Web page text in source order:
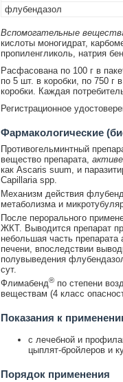
флубендазол
Вспомогательные
кислоты моногидрат,
пропиленгликоль, натрия
Расфасована по 100 г в
по 5 шт. в коробки, по 750 г
коробки. Каждая
Регистрационное
Фармакологические
Противогельминтный
вещество препарата,
как Ascaris suum, и
Capillaria spp.
Механизм действия
метаболизма и
После перорального
ЖКТ. Выводится препарат
небольшая часть препарата
печени, впоследствии
полувыведения
сут.
Флимабенд®по степени
веществам (4 класс
Показания к
с лечебной и
цыплят-бройлеров и
Порядок применения